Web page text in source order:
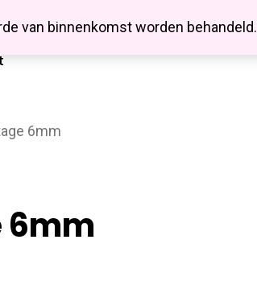
van binnenkomst worden behandeld.
6mm
6mm